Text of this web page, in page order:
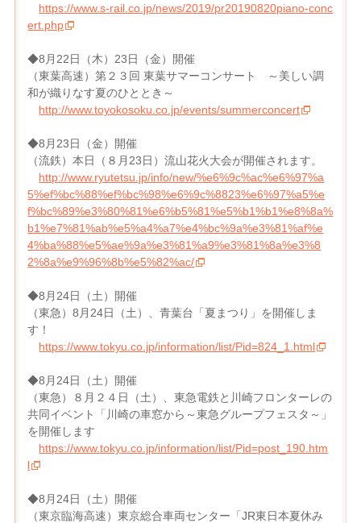
https://www.s-rail.co.jp/news/2019/pr20190820piano-conc
ert.php
◆8月22日（木）23日（金）開催
（東葉高速）第２３回 東葉サマーコンサート ～美しい調
和が織りなす夏のひととき～
http://www.toyokosoku.co.jp/events/summerconcert
◆8月23日（金）開催
（流鉄）本日（８月23日）流山花火大会が開催されます。
http://www.ryutetsu.jp/info/new/%e6%9c%ac%e6%97%a
5%ef%bc%88%ef%bc%98%e6%9c%8823%e6%97%a5%e
f%bc%89%e3%80%81%e6%b5%81%e5%b1%b1%e8%8a%
b1%e7%81%ab%e5%a4%a7%e4%bc%9a%e3%81%af%e
4%ba%88%e5%ae%9a%e3%81%a9%e3%81%8a%e3%8
2%8a%e9%96%8b%e5%82%ac/
◆8月24日（土）開催
（東急）8月24日（土）、青葉台「夏まつり」を開催しま
す！
https://www.tokyu.co.jp/information/list/Pid=824_1.html
◆8月24日（土）開催
（東急）８月２４日（土）、東急電鉄と川崎フロンターレの
共同イベント「川崎の車窓から～東急グループフェスタ～」
を開催します
https://www.tokyu.co.jp/information/list/Pid=post_190.htm
l
◆8月24日（土）開催
（東京臨海高速）東京総合車両センター「JR東日本夏休み